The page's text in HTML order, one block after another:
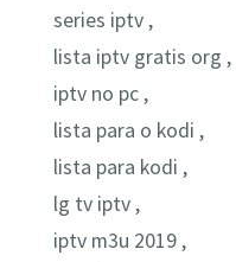
series iptv ,
lista iptv gratis org ,
iptv no pc ,
lista para o kodi ,
lista para kodi ,
lg tv iptv ,
iptv m3u 2019 ,